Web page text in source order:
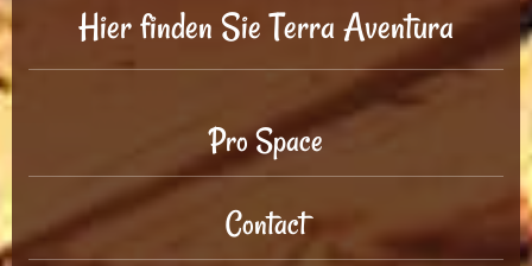
Hier finden Sie Terra Aventura
Pro Space
Contact